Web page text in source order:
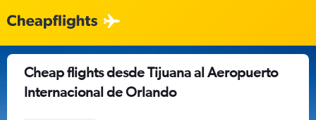
Cheap flights desde Tijuana al Aeropuerto
Internacional de Orlando